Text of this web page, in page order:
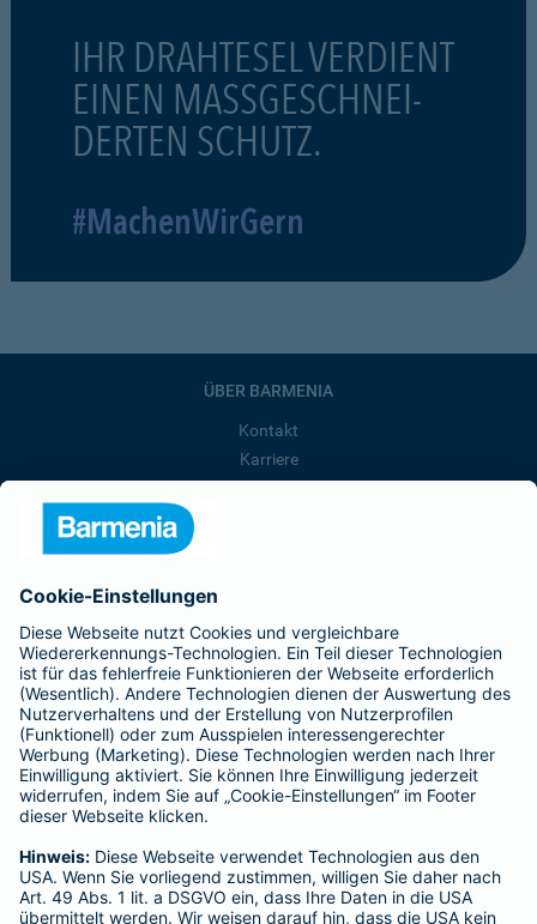
IHR DRAHTESEL VERDIENT
EINEN MASSGESCHNEI-
DERTEN SCHUTZ.
#MachenWirGern
ÜBER BARMENIA
Kontakt
Karriere
Barmenia ist Teil der BarmeniaGothaer
BELIEBTE SEITEN
Kranken-Zusatzversicherung
Tierversicherungen
Haftpflichtversicherung
Hausratversicherung
Adresse ändern
Schaden melden